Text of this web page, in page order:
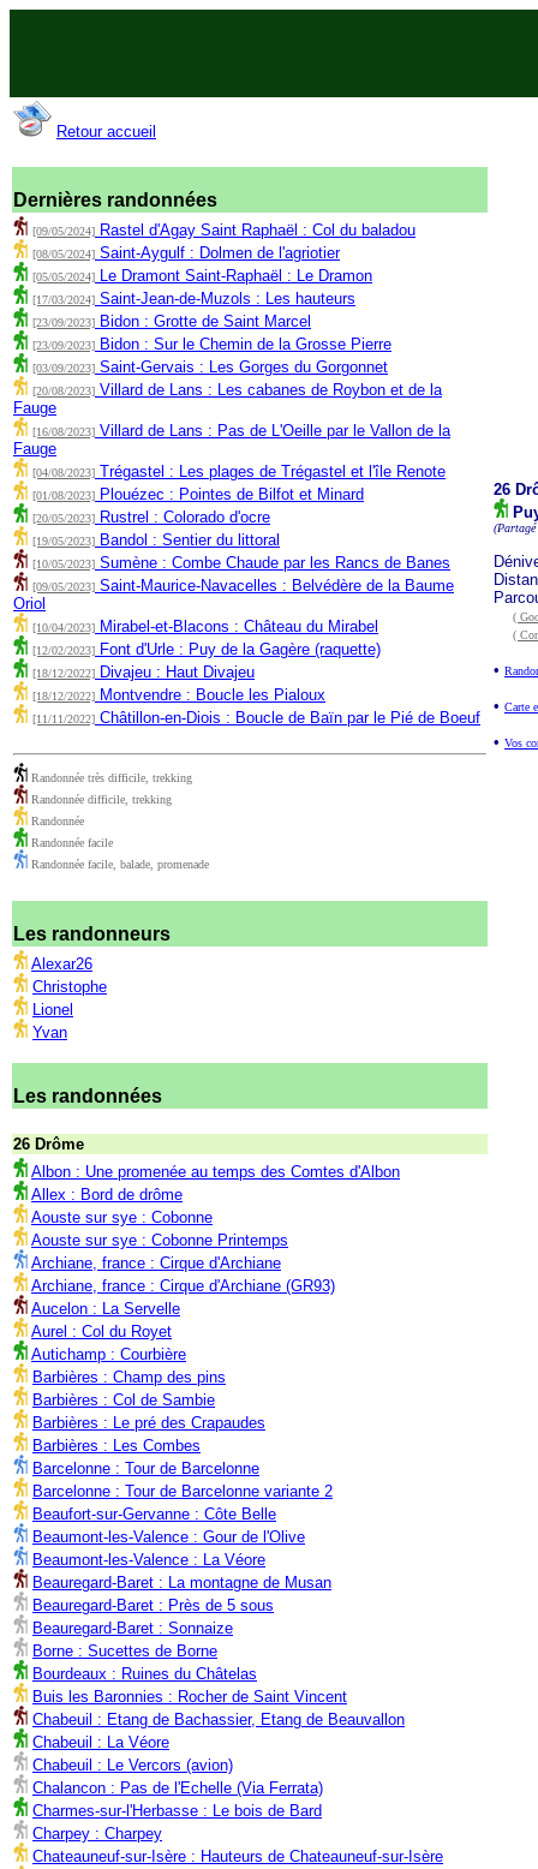
Retour accueil
Dernières randonnées
[09/05/2024] Rastel d'Agay Saint Raphaël : Col du baladou
[08/05/2024] Saint-Aygulf : Dolmen de l'agriotier
[05/05/2024] Le Dramont Saint-Raphaël : Le Dramon
[17/03/2024] Saint-Jean-de-Muzols : Les hauteurs
[23/09/2023] Bidon : Grotte de Saint Marcel
[23/09/2023] Bidon : Sur le Chemin de la Grosse Pierre
[03/09/2023] Saint-Gervais : Les Gorges du Gorgonnet
[20/08/2023] Villard de Lans : Les cabanes de Roybon et de la
Fauge
[16/08/2023] Villard de Lans : Pas de L'Oeille par le Vallon de la
Fauge
[04/08/2023] Trégastel : Les plages de Trégastel et l'île Renote
[01/08/2023] Plouézec : Pointes de Bilfot et Minard
[20/05/2023] Rustrel : Colorado d'ocre
[19/05/2023] Bandol : Sentier du littoral
[10/05/2023] Sumène : Combe Chaude par les Rancs de Banes
[09/05/2023] Saint-Maurice-Navacelles : Belvédère de la Baume
Oriol
[10/04/2023] Mirabel-et-Blacons : Château du Mirabel
[12/02/2023] Font d'Urle : Puy de la Gagère (raquette)
[18/12/2022] Divajeu : Haut Divajeu
[18/12/2022] Montvendre : Boucle les Pialoux
[11/11/2022] Châtillon-en-Diois : Boucle de Baïn par le Pié de Boeuf
Randonnée très difficile, trekking
Randonnée difficile, trekking
Randonnée
Randonnée facile
Randonnée facile, balade, promenade
Les randonneurs
Alexar26
Christophe
Lionel
Yvan
Les randonnées
26 Drôme
Albon : Une promenée au temps des Comtes d'Albon
Allex : Bord de drôme
Aouste sur sye : Cobonne
Aouste sur sye : Cobonne Printemps
Archiane, france : Cirque d'Archiane
Archiane, france : Cirque d'Archiane (GR93)
Aucelon : La Servelle
Aurel : Col du Royet
Autichamp : Courbière
Barbières : Champ des pins
Barbières : Col de Sambie
Barbières : Le pré des Crapaudes
Barbières : Les Combes
Barcelonne : Tour de Barcelonne
Barcelonne : Tour de Barcelonne variante 2
Beaufort-sur-Gervanne : Côte Belle
Beaumont-les-Valence : Gour de l'Olive
Beaumont-les-Valence : La Véore
Beauregard-Baret : La montagne de Musan
Beauregard-Baret : Près de 5 sous
Beauregard-Baret : Sonnaize
Borne : Sucettes de Borne
Bourdeaux : Ruines du Châtelas
Buis les Baronnies : Rocher de Saint Vincent
Chabeuil : Etang de Bachassier, Etang de Beauvallon
Chabeuil : La Véore
Chabeuil : Le Vercors (avion)
Chalancon : Pas de l'Echelle (Via Ferrata)
Charmes-sur-l'Herbasse : Le bois de Bard
Charpey : Charpey
Chateauneuf-sur-Isère : Hauteurs de Chateauneuf-sur-Isère
26
(
(
•
• Carte
• Vos